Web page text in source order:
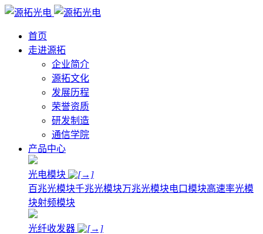
首页
走进源拓
企业简介
源拓文化
发展历程
荣誉资质
研发制造
通信学院
产品中心
光电模块
百兆光模块千兆光模块万兆光模块电口模块高速率光模
块射频模块
光纤收发器